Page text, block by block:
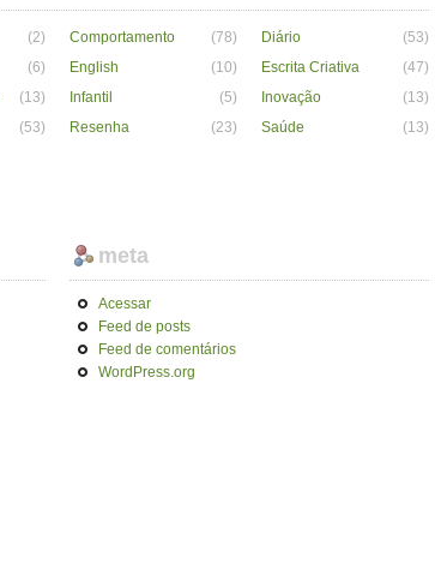
(2) Comportamento (78) Diário
(53)
(6) English (10) Escrita Criativa
(47)
(13) Infantil (5) Inovação
(13)
(53) Resenha (23) Saúde
(13)
meta
Acessar
Feed de posts
Feed de comentários
WordPress.org